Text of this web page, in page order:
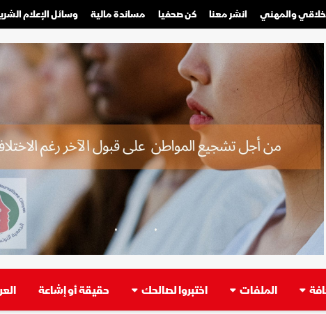
والمهني انشر معنا
كن صحفيا
صحفي محترف
صحفي مواطن
مساندة مالية وسائل الإعلام
الملفات اختبروا لصالحك حقيقة أو إشاعة